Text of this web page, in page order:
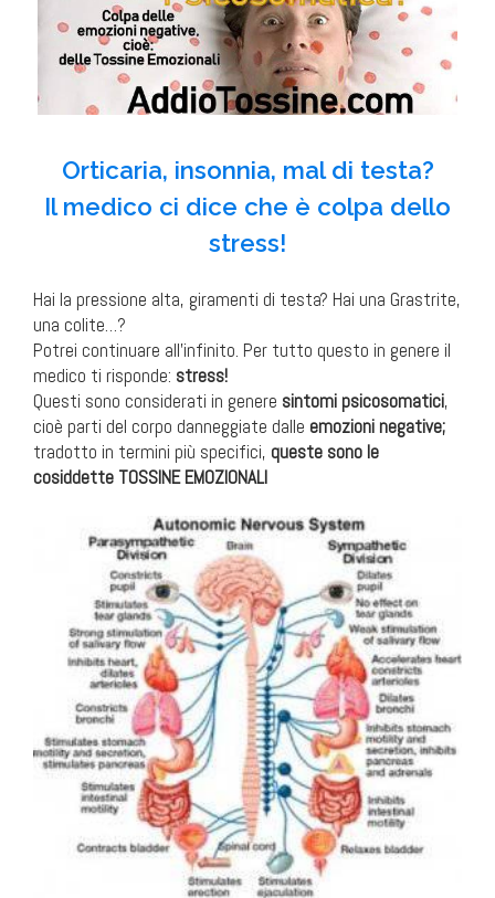
Orticaria, insonnia, mal di testa?
Il medico ci dice che è colpa dello
stress!
Hai la pressione alta, giramenti di testa? Hai una Grastrite,
una colite…?
Potrei continuare all’infinito. Per tutto questo in genere il
medico ti risponde: stress!
Questi sono considerati in genere sintomi psicosomatici,
cioè parti del corpo danneggiate dalle emozioni negative;
tradotto in termini più specifici, queste sono le
cosiddette TOSSINE EMOZIONALI